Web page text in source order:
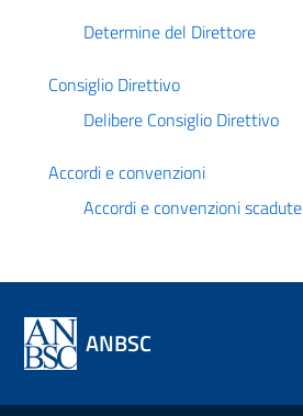
Determine del Direttore
Consiglio Direttivo
Delibere Consiglio Direttivo
Accordi e convenzioni
Accordi e convenzioni scadute
ANBSC